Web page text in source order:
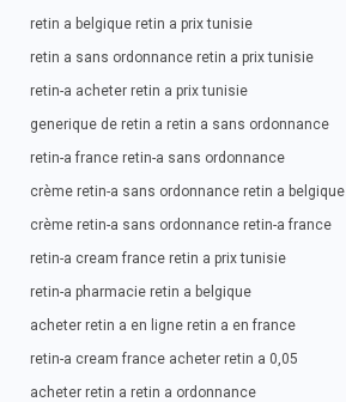
retin a belgique retin a prix tunisie
retin a sans ordonnance retin a prix tunisie
retin-a acheter retin a prix tunisie
generique de retin a retin a sans ordonnance
retin-a france retin-a sans ordonnance
crème retin-a sans ordonnance retin a belgique
crème retin-a sans ordonnance retin-a france
retin-a cream france retin a prix tunisie
retin-a pharmacie retin a belgique
acheter retin a en ligne retin a en france
retin-a cream france acheter retin a 0,05
acheter retin a retin a ordonnance